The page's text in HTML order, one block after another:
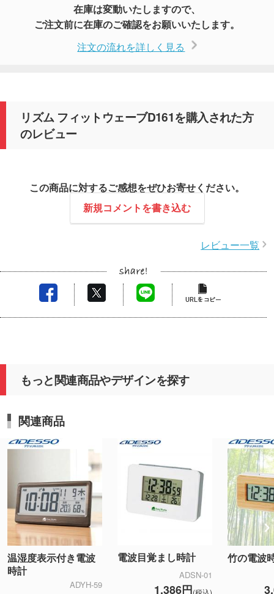
在庫は変動いたしますので、
ご注文前に在庫のご確認をお願いいたします。
注文の流れを詳しく見る
リズム フィットウェーブD161を購入された方
のレビュー
この商品に対するご感想をぜひお寄せください。
新規コメントを書き込む
レビュー一覧
もっと関連商品やデザインを探す
関連商品
温湿度表示付き電波
時計
ADYH-59
電波目覚まし時計
ADSN-01
1,386円(税込)
竹の電波